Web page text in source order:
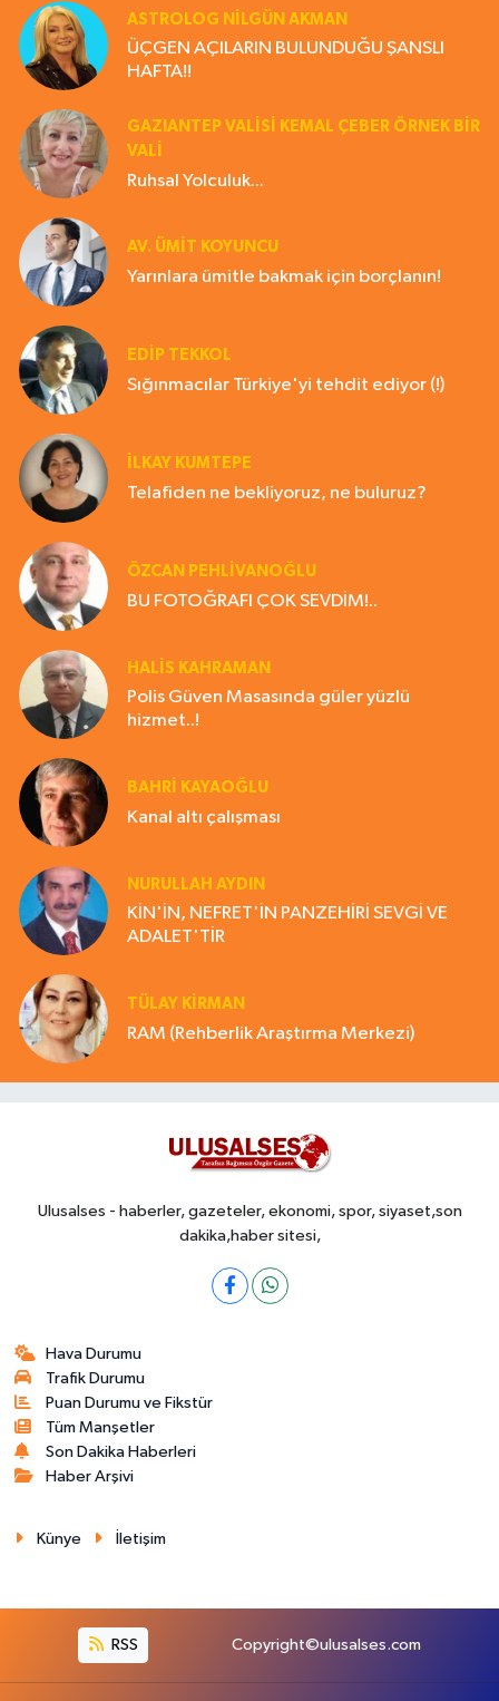
ASTROLOG NILGÜN AKMAN
ÜÇGEN AÇILARIN BULUNDUĞU ŞANSLI
HAFTA!!
GAZIANTEP VALISI KEMAL ÇEBER ÖRNEK BİR
VALİ
Ruhsal Yolculuk...
AV. ÜMIT KOYUNCU
Yarınlara ümitle bakmak için borçlanın!
EDIP TEKKOL
Sığınmacılar Türkiye'yi tehdit ediyor (!)
İLKAY KUMTEPE
Telafiden ne bekliyoruz, ne buluruz?
ÖZCAN PEHLİVANOĞLU
BU FOTOĞRAFI ÇOK SEVDİM!..
HALIS KAHRAMAN
Polis Güven Masasında güler yüzlü
hizmet..!
BAHRI KAYAOĞLU
Kanal altı çalışması
NURULLAH AYDIN
KİN'İN, NEFRET'İN PANZEHİRİ SEVGİ VE
ADALET'TİR
TÜLAY KİRMAN
RAM (Rehberlik Araştırma Merkezi)
Ulusalses - haberler, gazeteler, ekonomi, spor, siyaset,son
dakika,haber sitesi,
Hava Durumu
Trafik Durumu
Puan Durumu ve Fikstür
Tüm Manşetler
Son Dakika Haberleri
Haber Arşivi
Künye İletişim
RSS Copyright©ulusalses.com